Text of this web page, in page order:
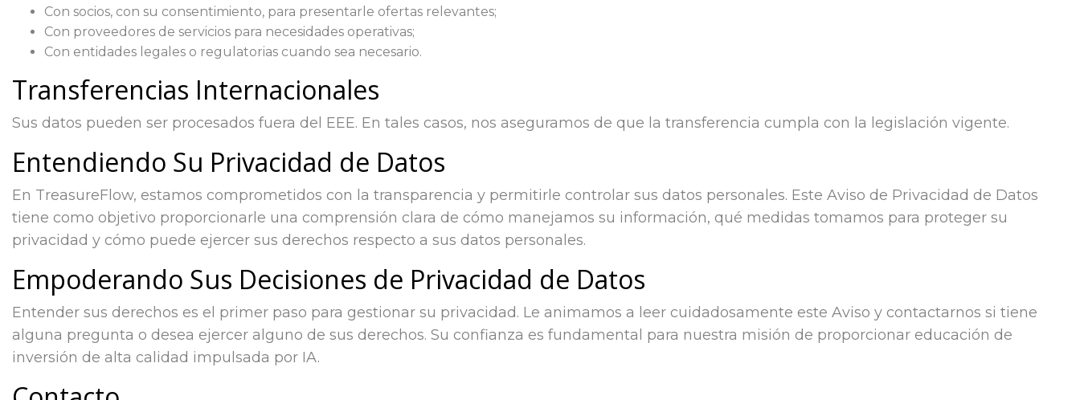
Con socios, con su consentimiento, para presentarle ofertas relevantes;
Con proveedores de servicios para necesidades operativas;
Con entidades legales o regulatorias cuando sea necesario.
Transferencias Internacionales
Sus datos pueden ser procesados fuera del EEE. En tales casos, nos aseguramos de que la transferencia cumpla con la legislación vigente.
Entendiendo Su Privacidad de Datos
En TreasureFlow, estamos comprometidos con la transparencia y permitirle controlar sus datos personales. Este Aviso de Privacidad de Datos
tiene como objetivo proporcionarle una comprensión clara de cómo manejamos su información, qué medidas tomamos para proteger su
privacidad y cómo puede ejercer sus derechos respecto a sus datos personales.
Empoderando Sus Decisiones de Privacidad de Datos
Entender sus derechos es el primer paso para gestionar su privacidad. Le animamos a leer cuidadosamente este Aviso y contactarnos si tiene
alguna pregunta o desea ejercer alguno de sus derechos. Su confianza es fundamental para nuestra misión de proporcionar educación de
inversión de alta calidad impulsada por IA.